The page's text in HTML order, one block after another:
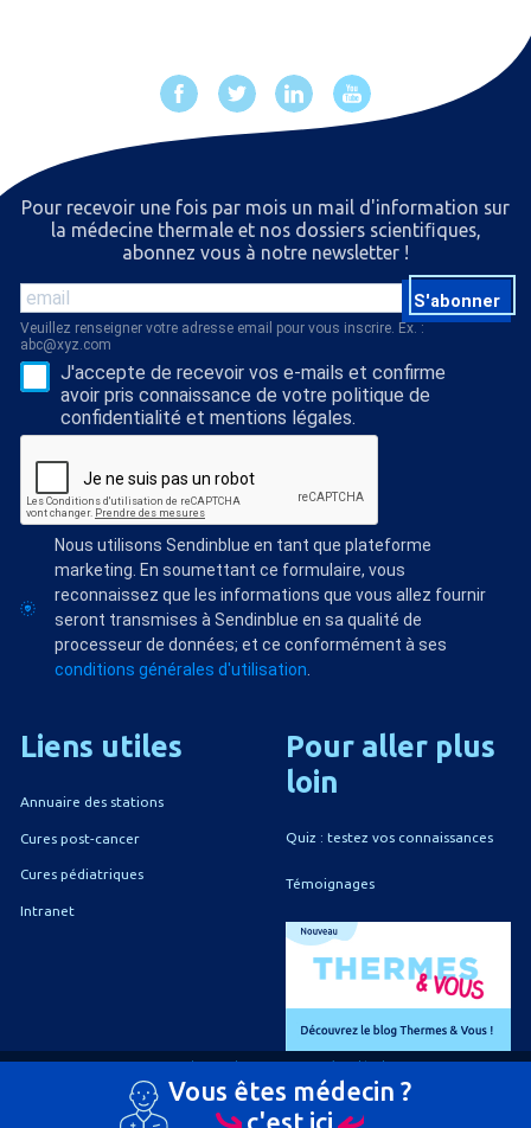
Vous êtes médecin ?
Pour recevoir une fois par mois un mail d'information sur
la médecine thermale et nos dossiers scientiﬁques,
abonnez vous à notre newsletter !
S'abonner
Veuillez renseigner votre adresse email pour vous inscrire. Ex. :
abc@xyz.com
J'accepte de recevoir vos e-mails et confirme
avoir pris connaissance de votre politique de
confidentialité et mentions légales.
Nous utilisons Sendinblue en tant que plateforme
marketing. En soumettant ce formulaire, vous
reconnaissez que les informations que vous allez fournir
seront transmises à Sendinblue en sa qualité de
processeur de données; et ce conformément à ses
conditions générales d'utilisation.
Liens utiles
Annuaire des stations
Cures post-cancer
Cures pédiatriques
Intranet
Pour aller plus
loin
Quiz : testez vos connaissances
Témoignages
Politique de confidentialité Politique de gestion des cookies